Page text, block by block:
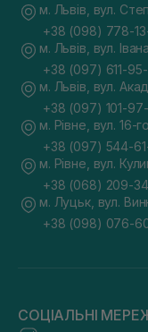
м. Львів, вул.
+38 (098) 778-
м. Львів, вул.
+38 (097) 611-
м. Львів, вул.
+38 (097) 101-97-
м. Рівне, вул. 16-
+38 (097) 544-
м. Рівне, вул.
+38 (068) 209-
м. Луцьк, вул.
+38 (098) 076-
СОЦІАЛЬНІ